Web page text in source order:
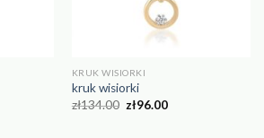
KRUK WISIORKI
kruk wisiorki
zł134.00 zł96.00